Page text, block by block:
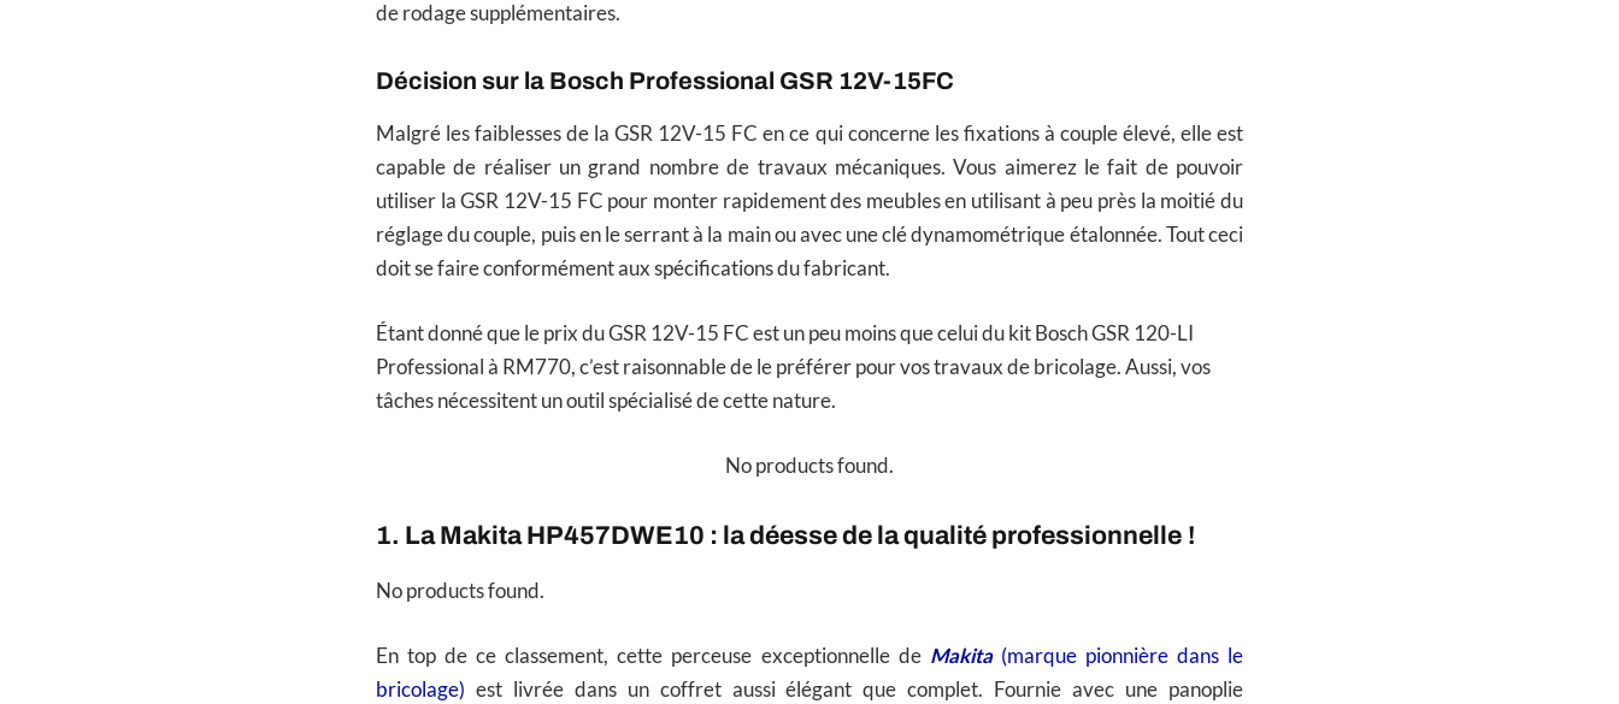
de rodage supplémentaires.
Décision sur la Bosch Professional GSR 12V-15FC
Malgré les faiblesses de la GSR 12V-15 FC en ce qui concerne les fixations à couple élevé, elle est
capable de réaliser un grand nombre de travaux mécaniques. Vous aimerez le fait de pouvoir
utiliser la GSR 12V-15 FC pour monter rapidement des meubles en utilisant à peu près la moitié du
réglage du couple, puis en le serrant à la main ou avec une clé dynamométrique étalonnée. Tout ceci
doit se faire conformément aux spécifications du fabricant.
Étant donné que le prix du GSR 12V-15 FC est un peu moins que celui du kit Bosch GSR 120-LI
Professional à RM770, c’est raisonnable de le préférer pour vos travaux de bricolage. Aussi, vos
tâches nécessitent un outil spécialisé de cette nature.
No products found.
1. La Makita HP457DWE10 : la déesse de la qualité professionnelle !
No products found.
En top de ce classement, cette perceuse exceptionnelle de Makita (marque pionnière dans le
bricolage) est livrée dans un coffret aussi élégant que complet. Fournie avec une panoplie